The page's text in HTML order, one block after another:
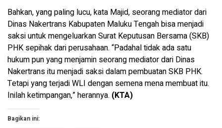
Bahkan, yang paling lucu, kata Majid, seorang mediator dari
Dinas Nakertrans Kabupaten Maluku Tengah bisa menjadi
saksi untuk mengeluarkan Surat Keputusan Bersama (SKB)
PHK sepihak dari perusahaan. “Padahal tidak ada satu
hukum pun yang menjamin seorang mediator dari Dinas
Nakertrans itu menjadi saksi dalam pembuatan SKB PHK.
Tetapi yang terjadi WLI dengan semena mena membuat itu.
Inilah ketimpangan,” herannya. (KTA)
Bagikan ini: